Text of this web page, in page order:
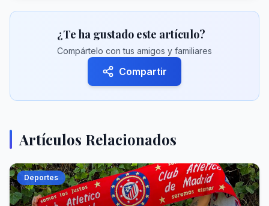
¿Te ha gustado este artículo?
Compártelo con tus amigos y familiares
Compartir
Artículos Relacionados
Deportes